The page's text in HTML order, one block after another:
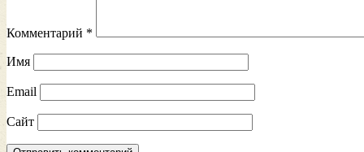
Комментарий *
Имя
Email
Сайт